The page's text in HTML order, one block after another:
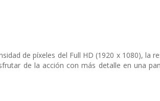
de píxeles del Full HD (1920 x 1080), la
de la acción con más detalle en una